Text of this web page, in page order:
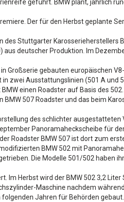
geführt. BMW plant, jährlich
Der für den Herbst geplante
Stuttgarter Karosserieherstellers
deutscher Produktion. Im
Großserie gebauten europäischen
zwei Ausstattungslinien (501 A
einen Roadster auf Basis des
507 Roadster und das beim
des schlichter
Panoramaheckscheibe für
Roadster BMW 507 ist dort zum
BMW 502 mit
Die Modelle 501/502 haben
Im Herbst wird der BMW 502 3,2
Maschine nachdem
Jahren für Behörden